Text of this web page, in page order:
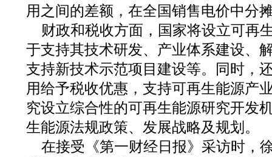
用之间的差额，在全国销售电价中分
财政和税收方面，国家将设立可再
于支持其技术研发、产业体系建设、
支持新技术示范项目建设等。同时，
用给予税收优惠，支持可再生能源产
究设立综合性的可再生能源研究开发
生能源法规政策、发展战略及规划。
在接受《第一财经日报》采访时，